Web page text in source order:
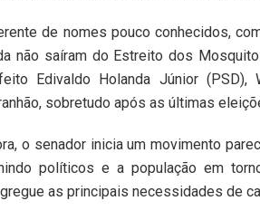
de nomes pouco conhecidos,
não saíram do Estreito dos
Edivaldo Holanda Júnior
sobretudo após as últimas
o senador inicia um movimento
políticos e a população em
as principais necessidades de